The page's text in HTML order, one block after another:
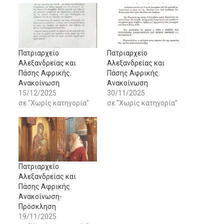
Πατριαρχείο
Αλεξανδρείας και
Πάσης Αφρικής.
Ανακοίνωση
15/12/2025
σε "Χωρίς κατηγορία"
Πατριαρχείο
Αλεξανδρείας και
Πάσης Αφρικής.
Ανακοίνωση
30/11/2025
σε "Χωρίς κατηγορία"
Πατριαρχείο
Αλεξανδρείας και
Πάσης Αφρικής.
Ανακοίνωση-
Πρόσκληση
19/11/2025